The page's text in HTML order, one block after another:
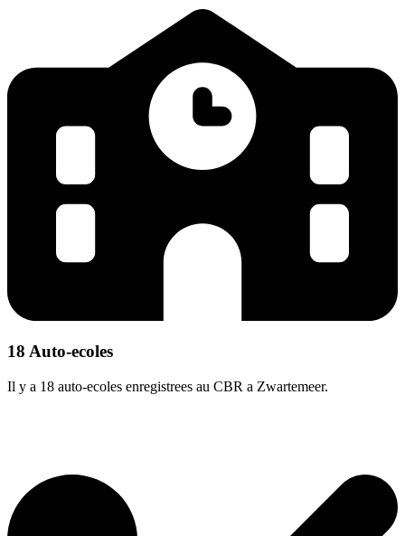
18 Auto-ecoles
Il y a 18 auto-ecoles enregistrees au CBR a Zwartemeer.